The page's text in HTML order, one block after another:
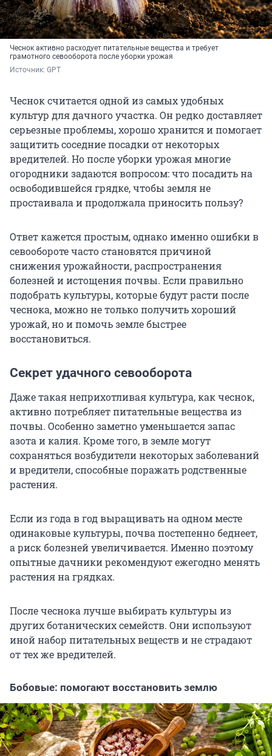
Чеснок активно расходует питательные вещества и требует
грамотного севооборота после уборки урожая
Источник: GPT
Чеснок считается одной из самых удобных
культур для дачного участка. Он редко доставляет
серьезные проблемы, хорошо хранится и помогает
защитить соседние посадки от некоторых
вредителей. Но после уборки урожая многие
огородники задаются вопросом: что посадить на
освободившейся грядке, чтобы земля не
простаивала и продолжала приносить пользу?
Ответ кажется простым, однако именно ошибки в
севообороте часто становятся причиной
снижения урожайности, распространения
болезней и истощения почвы. Если правильно
подобрать культуры, которые будут расти после
чеснока, можно не только получить хороший
урожай, но и помочь земле быстрее
восстановиться.
Секрет удачного севооборота
Даже такая неприхотливая культура, как чеснок,
активно потребляет питательные вещества из
почвы. Особенно заметно уменьшается запас
азота и калия. Кроме того, в земле могут
сохраняться возбудители некоторых заболеваний
и вредители, способные поражать родственные
растения.
Если из года в год выращивать на одном месте
одинаковые культуры, почва постепенно беднеет,
а риск болезней увеличивается. Именно поэтому
опытные дачники рекомендуют ежегодно менять
растения на грядках.
После чеснока лучше выбирать культуры из
других ботанических семейств. Они используют
иной набор питательных веществ и не страдают
от тех же вредителей.
Бобовые: помогают восстановить землю